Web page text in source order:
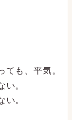
も、平気。
。
い。